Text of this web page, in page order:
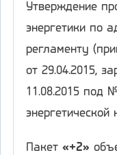
Утверждение
энергетики по
регламенту
от 29.04.2015,
11.08.2015 под
энергетической
Пакет «+2»